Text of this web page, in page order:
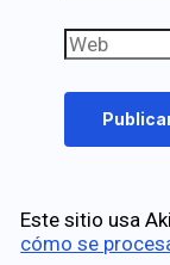
Web
Este sitio usa
cómo se